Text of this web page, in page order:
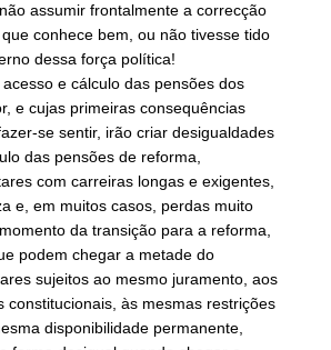
assumir frontalmente a correcção
conhece bem, ou não tivesse tido
dessa força política!
e cálculo das pensões dos
e cujas primeiras consequências
se sentir, irão criar desigualdades
das pensões de reforma,
com carreiras longas e exigentes,
e, em muitos casos, perdas muito
da transição para a reforma,
podem chegar a metade do
sujeitos ao mesmo juramento, aos
constitucionais, às mesmas restrições
disponibilidade permanente,